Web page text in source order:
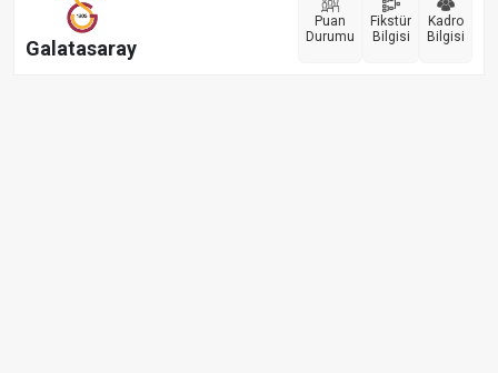
Galatasaray
Puan
Durumu
Fikstür
Bilgisi
Kadro
Bilgisi